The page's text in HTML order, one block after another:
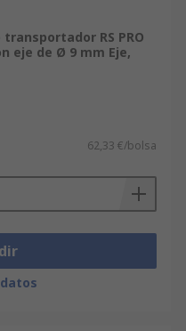
RS PRO
eje de Ø 9 mm Eje,
62,33 €/bolsa